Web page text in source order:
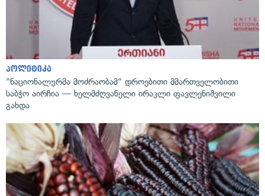
პოლიტიკა
"ნაციონალურმა მოძრაობამ" დროებითი მმართველობითი
საბჭო აირჩია — ხელმძღვანელი ირაკლი ფავლენიშვილი
გახდა